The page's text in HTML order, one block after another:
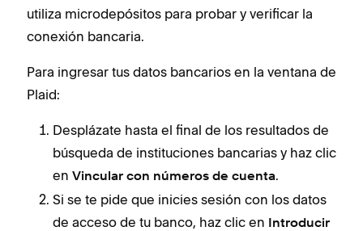
utiliza microdepósitos para probar y verificar la
conexión bancaria.
Para ingresar tus datos bancarios en la ventana de
Plaid:
Desplázate hasta el final de los resultados de
búsqueda de instituciones bancarias y haz clic
en Vincular con números de cuenta.
Si se te pide que inicies sesión con los datos
de acceso de tu banco, haz clic en
Introducir